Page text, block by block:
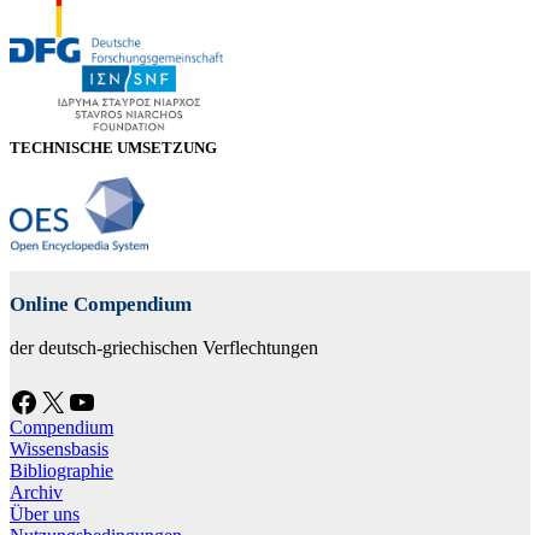
TECHNISCHE UMSETZUNG
Online Compendium
der deutsch-griechischen Verflechtungen
Facebook X YouTube
Compendium
Wissensbasis
Bibliographie
Archiv
Über uns